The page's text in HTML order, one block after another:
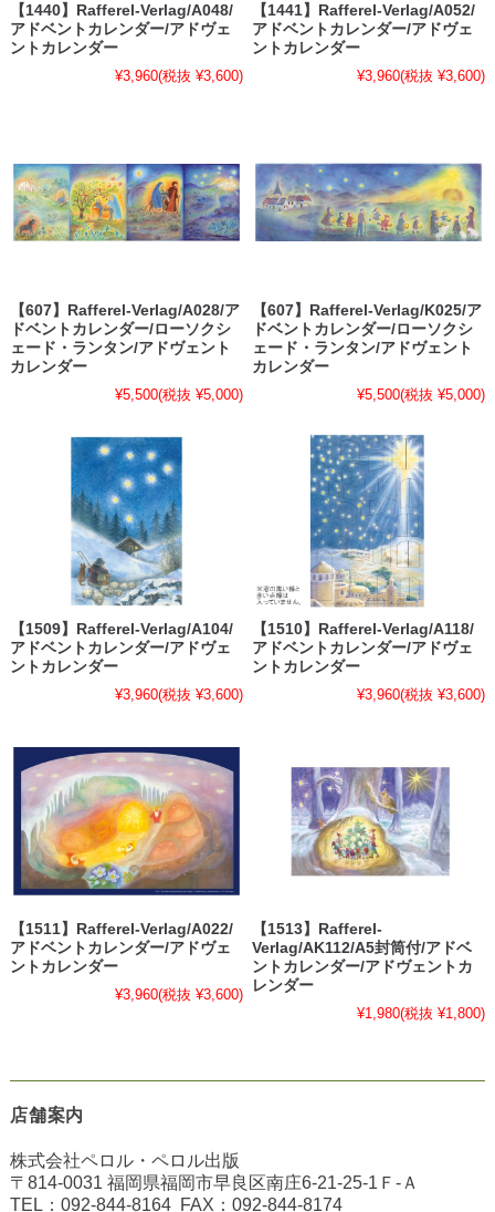
【1440】Rafferel-Verlag/A048/
アドベントカレンダー/アドヴェ
ントカレンダー
¥3,960(税抜 ¥3,600)
【1441】Rafferel-Verlag/A052/
アドベントカレンダー/アドヴェ
ントカレンダー
¥3,960(税抜 ¥3,600)
【607】Rafferel-Verlag/A028/ア
ドベントカレンダー/ローソクシ
ェード・ランタン/アドヴェント
カレンダー
¥5,500(税抜 ¥5,000)
【607】Rafferel-Verlag/K025/ア
ドベントカレンダー/ローソクシ
ェード・ランタン/アドヴェント
カレンダー
¥5,500(税抜 ¥5,000)
【1509】Rafferel-Verlag/A104/
アドベントカレンダー/アドヴェ
ントカレンダー
¥3,960(税抜 ¥3,600)
【1510】Rafferel-Verlag/A118/
アドベントカレンダー/アドヴェ
ントカレンダー
¥3,960(税抜 ¥3,600)
【1511】Rafferel-Verlag/A022/
アドベントカレンダー/アドヴェ
ントカレンダー
¥3,960(税抜 ¥3,600)
【1513】Rafferel-
Verlag/AK112/A5封筒付/アドベ
ントカレンダー/アドヴェントカ
レンダー
¥1,980(税抜 ¥1,800)
店舗案内
株式会社ペロル・ペロル出版
〒814-0031 福岡県福岡市早良区南庄6-21-25-1Ｆ-Ａ
TEL： 092-844-8164FAX： 092-844-8174